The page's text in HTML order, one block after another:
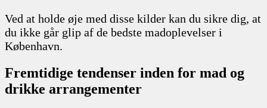
Ved at holde øje med disse kilder kan du sikre dig, at
du ikke går glip af de bedste madoplevelser i
København.
Fremtidige tendenser inden for mad og
drikke arrangementer